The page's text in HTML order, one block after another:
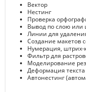
Вектор
Нестинг
Проверка
Вывод по слою или
Линии для
Создание макетов
Нумерация, штрих-
Фильтр для
Моделирование
Деформация
Автонестинг